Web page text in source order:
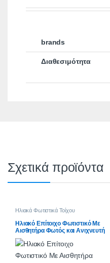
brands
Διαθεσιμότητα
Σχετικά προϊόντα
Ηλιακά Φωτιστικά Τοίχου
Ηλιακό Επίτοιχο Φωτιστικό Με
Αισθητήρα Φωτός και Ανιχνευτή
Κίνησης PIR 4W 500lms
Μπαταρία Λιθίου Μπροστινός
Φωτισμός 4000K και Κρυφός
Φωτισμός 3000Κ 6487 Spotlight